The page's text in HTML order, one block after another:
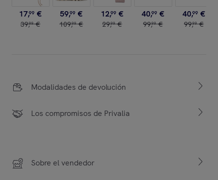
17,99 €
39,99 €
59,99 €
109,99 €
12,99 €
29,99 €
40,99 €
99,99 €
40,99 €
99,99 €
Modalidades de devolución
Los compromisos de Privalia
Sobre el vendedor